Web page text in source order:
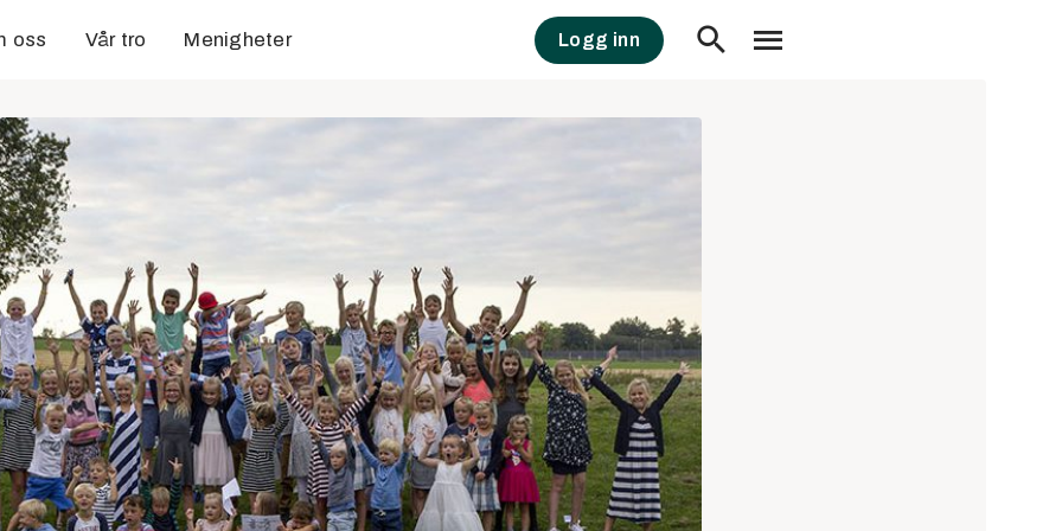
oss Vår tro Menigheter Logg inn